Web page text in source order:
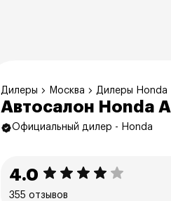
Дилеры Москва Дилеры Honda
Автосалон Honda
Официальный дилер - Honda
4.0
355 отзывов